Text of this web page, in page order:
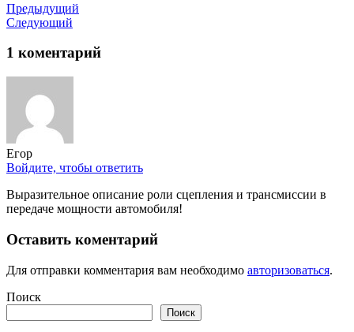
Предыдущий
Следующий
1 коментарий
Егор
Войдите, чтобы ответить
Выразительное описание роли сцепления и трансмиссии в
передаче мощности автомобиля!
Оставить коментарий
Для отправки комментария вам необходимо авторизоваться.
Поиск
Поиск